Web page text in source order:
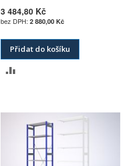
3 484,80 Kč
2 880,00 Kč
Přidat do košíku
POROVNÁNÍ